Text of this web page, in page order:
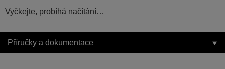
Vyčkejte, probíhá načítání…
Příručky a dokumentace